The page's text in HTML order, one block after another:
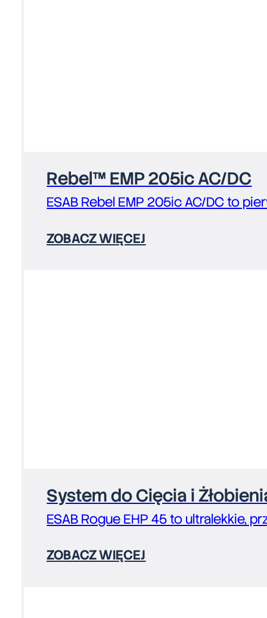
Rebel™ EMP 205ic AC/DC
ESAB Rebel EMP 205ic AC/DC to
ZOBACZ WIĘCEJ
System do Cięcia i
ESAB Rogue EHP 45 to ultralekkie,
ZOBACZ WIĘCEJ